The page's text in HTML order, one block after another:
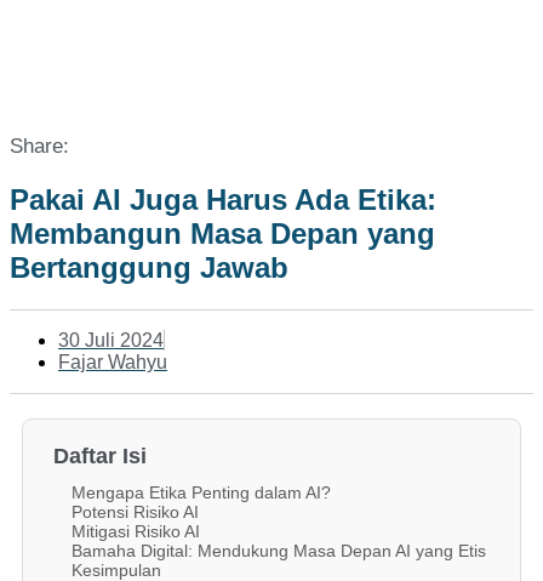
Share:
Pakai AI Juga Harus Ada Etika:
Membangun Masa Depan yang
Bertanggung Jawab
30 Juli 2024
Fajar Wahyu
Daftar Isi
Mengapa Etika Penting dalam AI?
Potensi Risiko AI
Mitigasi Risiko AI
Bamaha Digital: Mendukung Masa Depan AI yang Etis
Kesimpulan